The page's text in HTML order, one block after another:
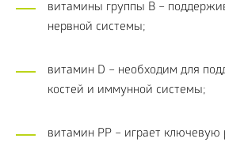
витамины группы B –
нервной системы;
витамин D – необходим для
костей и иммунной системы;
витамин PP – играет ключевую